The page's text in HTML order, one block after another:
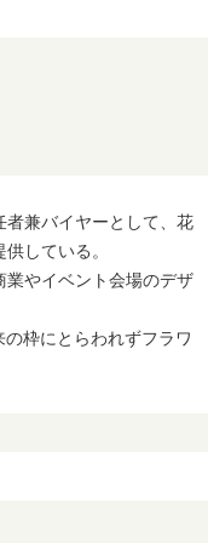
兼バイヤーとして、花
している。
やイベント会場のデザ
枠にとらわれずフラワ